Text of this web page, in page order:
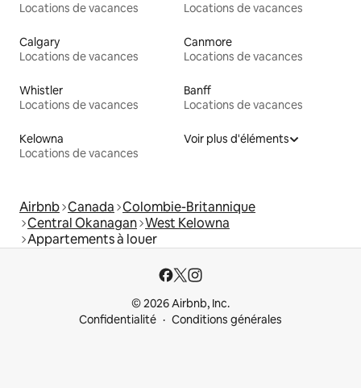
Locations de vacances
Locations de vacances
Calgary
Locations de vacances
Canmore
Locations de vacances
Whistler
Locations de vacances
Banff
Locations de vacances
Kelowna
Locations de vacances
Voir plus d'éléments
Airbnb Canada Colombie-Britannique
Central Okanagan West Kelowna
Appartements à louer
© 2026 Airbnb, Inc.
Confidentialité
Conditions générales